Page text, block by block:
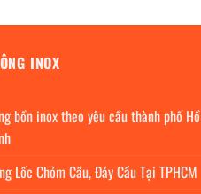
INOX
bồn inox theo yêu cầu thành phố Hồ
Lốc Chỏm Cầu, Đáy Cầu Tại TPHCM